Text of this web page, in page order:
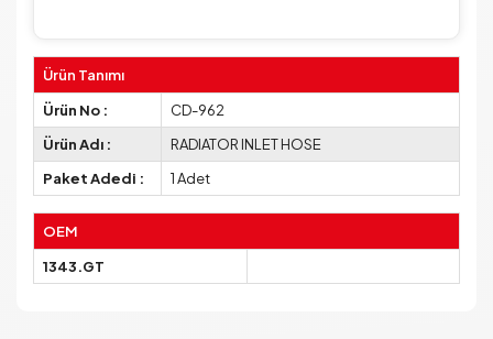
Ürün Tanımı
Ürün No :
CD-962
Ürün Adı :
RADIATOR INLET HOSE
Paket Adedi :
1 Adet
OEM
1343.GT